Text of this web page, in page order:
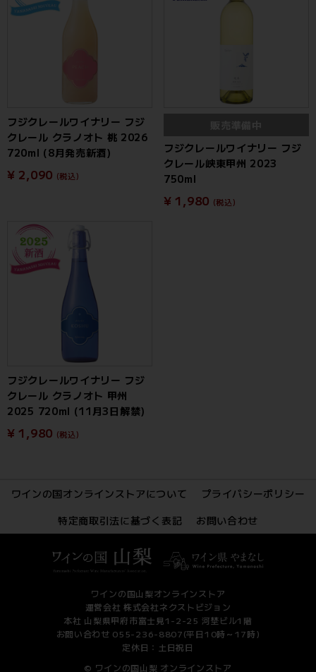
フジクレールワイナリー フジ
クレール クラノオト 桃 2026
720ml (8月発売新酒)
¥ 2,090 (税込)
フジクレールワイナリー フジ
クレール峡東甲州 2023
750ml
¥ 1,980 (税込)
フジクレールワイナリー フジ
クレール クラノオト 甲州
2025 720ml (11月3日解禁)
¥ 1,980 (税込)
ワインの国オンラインストアについて
プライバシーポリシー
特定商取引法に基づく表記
お問い合わせ
ワインの国山梨オンラインストア
運営会社 株式会社ネクストビジョン
本社 山梨県甲府市富士見1-2-25 河埜ビル1階
お問い合わせ 055-236-8807(平日10時～17時)
定休日：土日祝日
© ワインの国山梨 オンラインストア